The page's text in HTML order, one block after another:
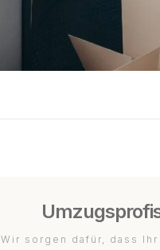
Wir sorgen dafür, dass Ihr